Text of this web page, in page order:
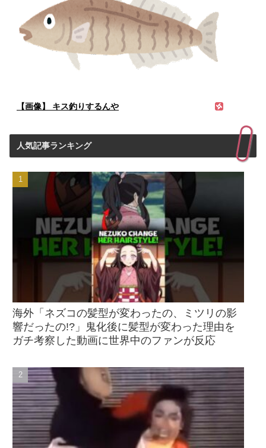
【画像】 キス釣りするんや
人気記事ランキング
海外「ネズコの髪型が変わったの、ミツリの影
響だったの!?」鬼化後に髪型が変わった理由を
ガチ考察した動画に世界中のファンが反応